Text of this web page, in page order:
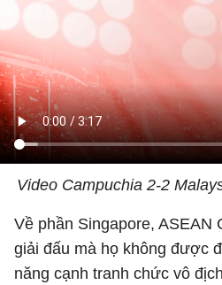
Video Campuchia 2-2
Về phần Singapore, ASEAN
giải đấu mà họ không được
năng cạnh tranh chức vô